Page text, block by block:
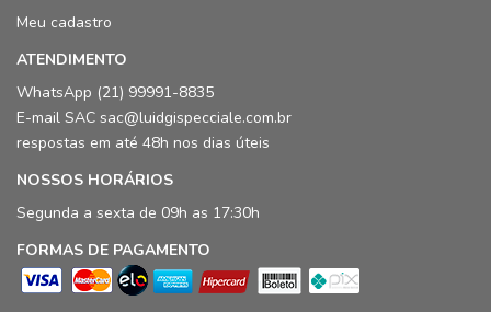
Meu cadastro
ATENDIMENTO
WhatsApp (21) 99991-8835
E-mail SAC sac@luidgispecciale.com.br
respostas em até 48h nos dias úteis
NOSSOS HORÁRIOS
Segunda a sexta de 09h as 17:30h
FORMAS DE PAGAMENTO